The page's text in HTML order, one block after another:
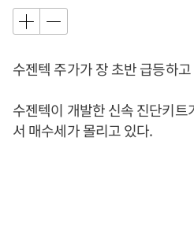
수젠텍 주가가 장 초반 급등하
수젠텍이 개발한 신속 진단키
서 매수세가 몰리고 있다.